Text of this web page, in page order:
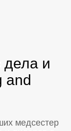
дела и
and
медсестер